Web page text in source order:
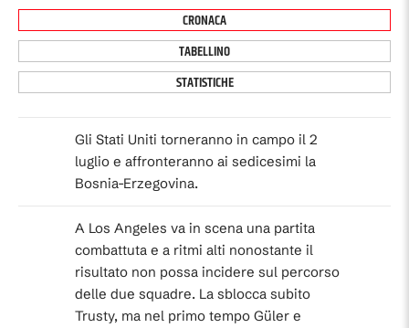
CRONACA
TABELLINO
STATISTICHE
Gli Stati Uniti torneranno in campo il 2
luglio e affronteranno ai sedicesimi la
Bosnia-Erzegovina.
A Los Angeles va in scena una partita
combattuta e a ritmi alti nonostante il
risultato non possa incidere sul percorso
delle due squadre. La sblocca subito
Trusty, ma nel primo tempo Güler e